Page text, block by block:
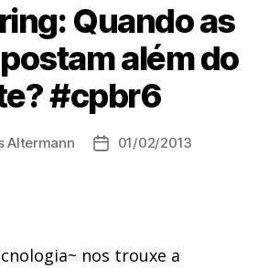
Quando as
além do
#cpbr6
Altermann
Data01/02/2013
nos trouxe a